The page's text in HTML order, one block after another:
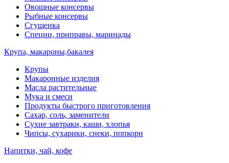
Овощные консервы
Рыбные консервы
Сгущенка
Специи, приправы, маринады
Крупа, макароны,бакалея
Крупы
Макаронные изделия
Масла растительные
Мука и смеси
Продукты быстрого приготовления
Сахар, соль, заменители
Сухие завтраки, каши, хлопья
Чипсы, сухарики, снеки, попкорн
Напитки, чай, кофе